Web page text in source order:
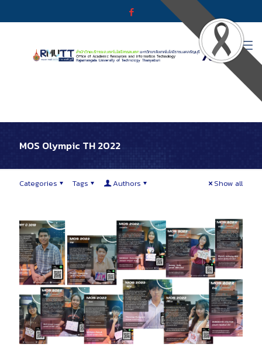
MOS Olympic TH 2022
Categories Tags Authors Show all